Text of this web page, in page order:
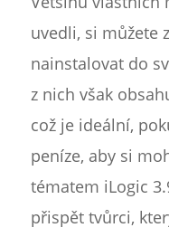
uvedli, si můžete
nainstalovat do
z nich však
což je ideální,
peníze, aby si
tématem iLogic
přispět tvůrci,